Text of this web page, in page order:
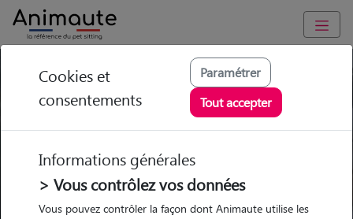
Trouvez votre gardien idéal !
Garde
chez le Pet Sitter
Garde
chez le Pet Sitter Visites
Visites
Cookies et
consentements
Paramétrer
Tout accepter
Informations générales
> Vous contrôlez vos données
Vous pouvez contrôler la façon dont Animaute utilise les